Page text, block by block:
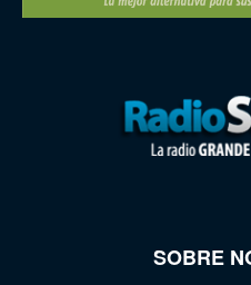
SOBRE